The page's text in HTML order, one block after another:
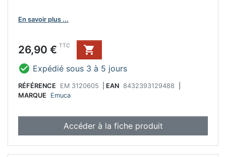
En savoir plus ...
Prix
26,90 € TTC

 Expédié sous 3 à 5 jours
RÉFÉRENCE EM 3120605 EAN 8432393129488
MARQUE
Emuca
Accéder à la fiche produit